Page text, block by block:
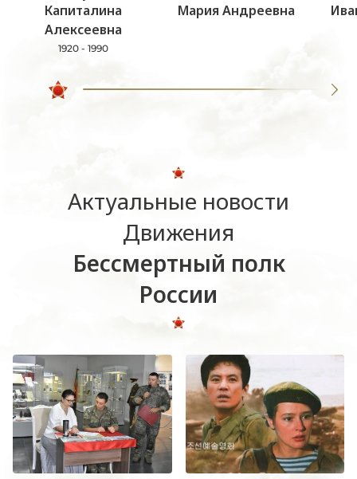
Капиталина
Алексеевна
1920 - 1990
Мария Андреевна
Актуальные новости
Движения
Бессмертный полк
России